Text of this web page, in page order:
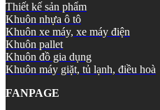
Thiết kế sản phẩm
Khuôn nhựa ô tô
Khuôn xe máy, xe máy điện
Khuôn pallet
Khuôn đồ gia dụng
Khuôn máy giặt, tủ lạnh, điều hoà
FANPAGE